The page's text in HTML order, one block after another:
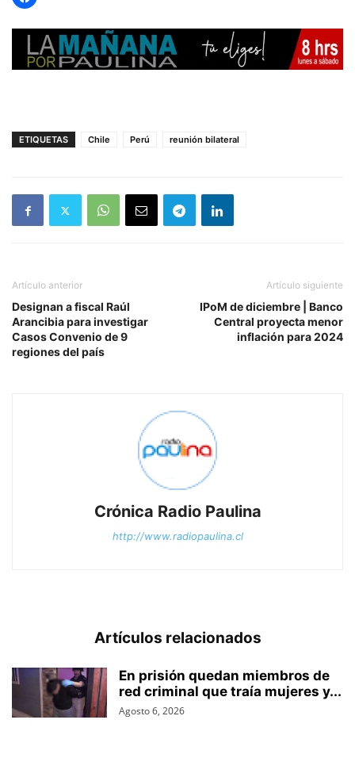
ETIQUETAS Chile Perú reunión bilateral
Artículo anterior
Designan a fiscal Raúl
Arancibia para investigar
Casos Convenio de 9
regiones del país
Artículo siguiente
IPoM de diciembre | Banco
Central proyecta menor
inflación para 2024
Crónica Radio Paulina
http://www.radiopaulina.cl
Artículos relacionados
En prisión quedan miembros de
red criminal que traía mujeres y...
Agosto 6, 2026